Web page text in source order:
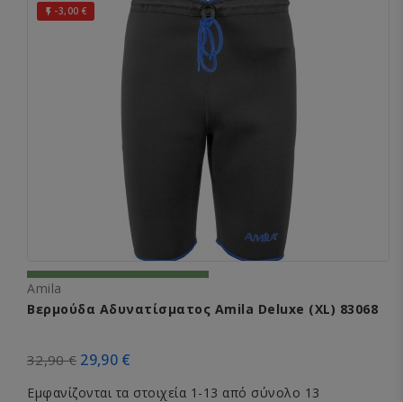
 -3,00 €
Amila
Βερμούδα Αδυνατίσματος Amila Deluxe (XL) 83068
32,90 € 29,90 €
Εμφανίζονται τα στοιχεία 1-13 από σύνολο 13